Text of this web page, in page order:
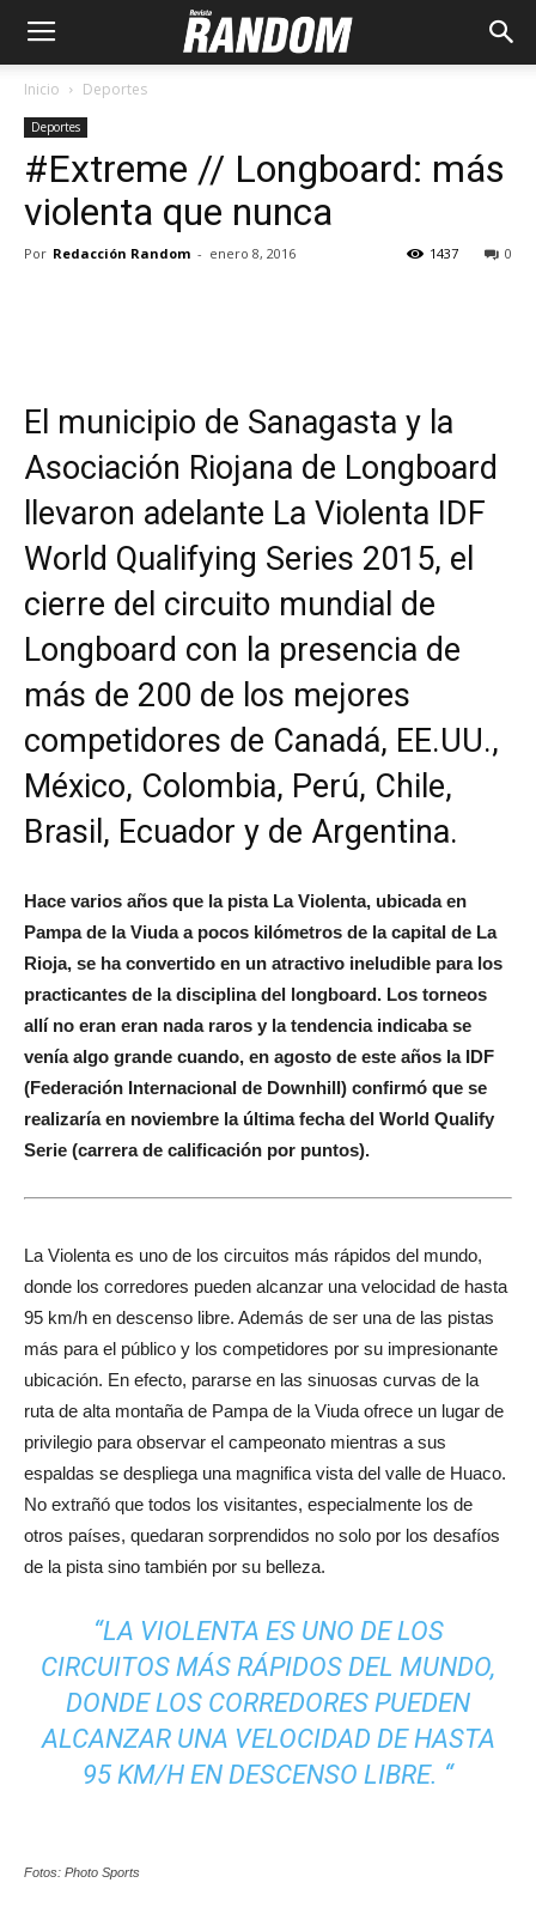
Inicio Deportes
Deportes
#Extreme // Longboard: más
violenta que nunca
Por Redacción Random - enero 8, 2016 0
1437
El municipio de Sanagasta y la
Asociación Riojana de Longboard
llevaron adelante La Violenta IDF
World Qualifying Series 2015, el
cierre del circuito mundial de
Longboard con la presencia de
más de 200 de los mejores
competidores de Canadá, EE.UU.,
México, Colombia, Perú, Chile,
Brasil, Ecuador y de Argentina.
Hace varios años que la pista La Violenta, ubicada en
Pampa de la Viuda a pocos kilómetros de la capital de La
Rioja, se ha convertido en un atractivo ineludible para los
practicantes de la disciplina del longboard. Los torneos
allí no eran eran nada raros y la tendencia indicaba se
venía algo grande cuando, en agosto de este años la IDF
(Federación Internacional de Downhill) confirmó que se
realizaría en noviembre la última fecha del World Qualify
Serie (carrera de calificación por puntos).
La Violenta es uno de los circuitos más rápidos del mundo,
donde los corredores pueden alcanzar una velocidad de hasta
95 km/h en descenso libre. Además de ser una de las pistas
más para el público y los competidores por su impresionante
ubicación. En efecto, pararse en las sinuosas curvas de la
ruta de alta montaña de Pampa de la Viuda ofrece un lugar de
privilegio para observar el campeonato mientras a sus
espaldas se despliega una magnifica vista del valle de Huaco.
No extrañó que todos los visitantes, especialmente los de
otros países, quedaran sorprendidos no solo por los desafíos
de la pista sino también por su belleza.
“LA VIOLENTA ES UNO DE LOS
CIRCUITOS MÁS RÁPIDOS DEL MUNDO,
DONDE LOS CORREDORES PUEDEN
ALCANZAR UNA VELOCIDAD DE HASTA
95 KM/H EN DESCENSO LIBRE. “
Fotos: Photo Sports